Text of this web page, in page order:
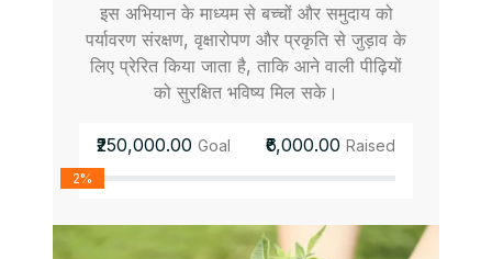
इस अभियान के माध्यम से बच्चों और समुदाय को
पर्यावरण संरक्षण, वृक्षारोपण और प्रकृति से जुड़ाव के
लिए प्रेरित किया जाता है, ताकि आने वाली पीढ़ियों
को सुरक्षित भविष्य मिल सके।
₹250,000.00 Goal ₹6,000.00 Raised
2%